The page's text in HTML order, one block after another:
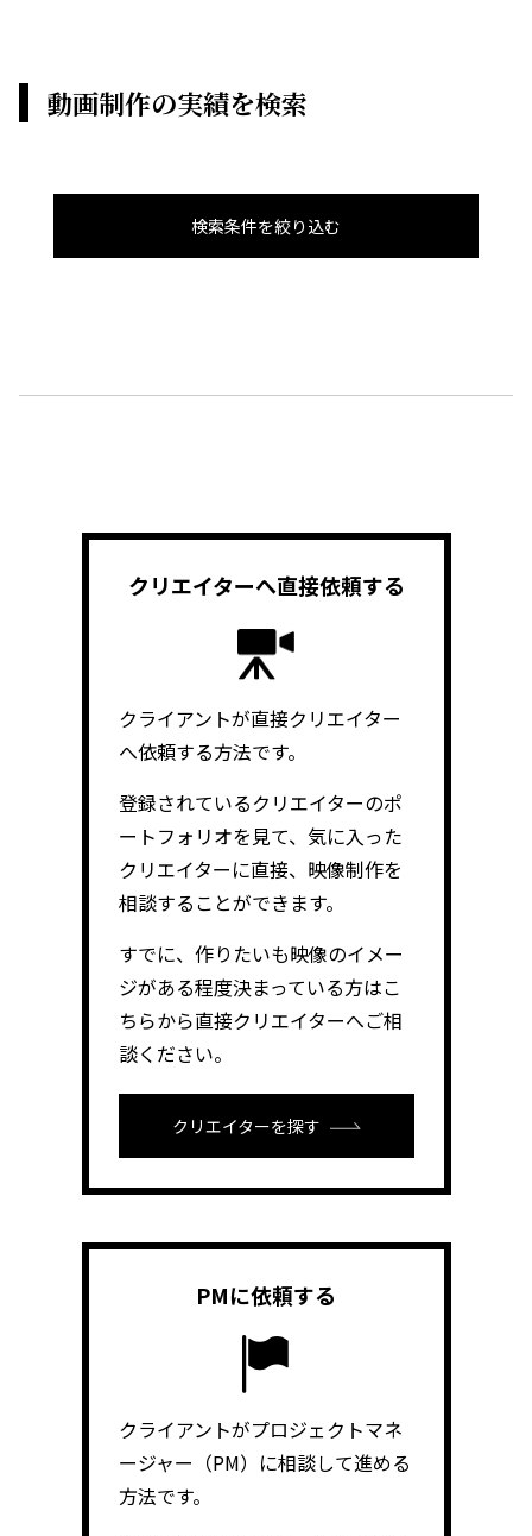
動画制作の実績を検索
検索条件を絞り込む
クリエイターへ直接依頼する
クライアントが直接クリエイター
へ依頼する方法です。
登録されているクリエイターのポ
ートフォリオを見て、気に入った
クリエイターに直接、映像制作を
相談することができます。
すでに、作りたいも映像のイメー
ジがある程度決まっている方はこ
ちらから直接クリエイターへご相
談ください。
クリエイターを探す
PMに依頼する
クライアントがプロジェクトマネ
ージャー（PM）に相談して進める
方法です。